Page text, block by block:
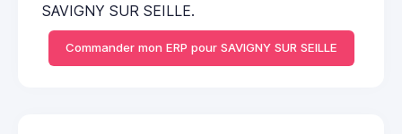
SAVIGNY SUR SEILLE.
Commander mon ERP pour SAVIGNY SUR SEILLE